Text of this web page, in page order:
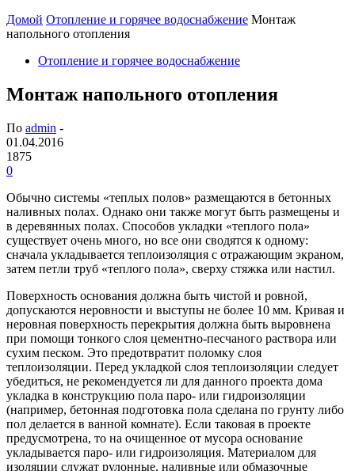
Домой Отопление и горячее водоснабжение Монтаж
напольного отопления
Отопление и горячее водоснабжение
Монтаж напольного отопления
По admin -
01.04.2016
1875
0
Обычно системы «теплых полов» размещаются в бетонных
наливных полах. Однако они также могут быть размещены и
в деревянных полах. Способов укладки «теплого пола»
существует очень много, но все они сводятся к одному:
сначала укладывается теплоизоляция с отражающим экраном,
затем петли труб «теплого пола», сверху стяжка или настил.
Поверхность основания должна быть чистой и ровной,
допускаются неровности и выступы не более 10 мм. Кривая и
неровная поверхность перекрытия должна быть выровнена
при помощи тонкого слоя цементно-песчаного раствора или
сухим песком. Это предотвратит поломку слоя
теплоизоляции. Перед укладкой слоя теплоизоляции следует
убедиться, не рекомендуется ли для данного проекта дома
укладка в конструкцию пола паро- или гидроизоляции
(например, бетонная подготовка пола сделана по грунту либо
пол делается в ванной комнате). Если таковая в проекте
предусмотрена, то на очищенное от мусора основание
укладывается паро- или гидроизоляция. Материалом для
изоляции служат рулонные, наливные или обмазочные